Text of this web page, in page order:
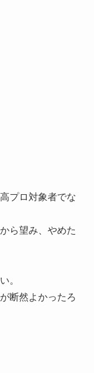
プロ対象者でな
ら望み、やめた
。
断然よかったろ